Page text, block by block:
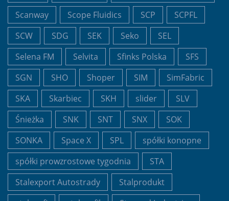
Scanway
Scope Fluidics SCP
SCPFL
SCW
SDG SEK Seko
SEL
Selena FM
Selvita Sfinks Polska
SFS
SGN
SHO Shoper SIM
SimFabric
SKA
Skarbiec SKH slider
SLV
Śnieżka
SNK SNT SNX
SOK
SONKA
Space X SPL
spółki konopne
spółki prowzrostowe tygodnia
STA
Stalexport Autostrady
Stalprodukt